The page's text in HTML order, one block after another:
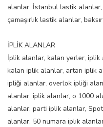
alanlar, İstanbul lastik
çamaşırlık lastik alanlar,
İPLİK ALANLAR
İplik alanlar, kalan yerler,
kalan iplik alanlar, artan iplik
ipliği alanlar, overlok ipliği
alanlar, iplik alanlar, o 1000
alanlar, parti iplik alanlar, Spot
alanlar, 50 numara iplik